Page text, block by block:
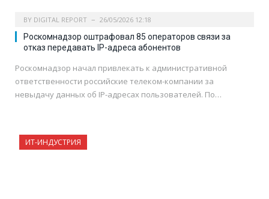
BY DIGITAL REPORT 26/05/2026 12:18
Роскомнадзор оштрафовал 85 операторов связи за
отказ передавать IP-адреса абонентов
Роскомнадзор начал привлекать к административной
ответственности российские телеком-компании за
невыдачу данных об IP-адресах пользователей. По…
ИТ-ИНДУСТРИЯ